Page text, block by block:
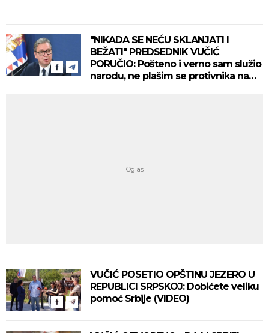
"NIKADA SE NEĆU SKLANJATI I
BEŽATI" PREDSEDNIK VUČIĆ
PORUČIO: Pošteno i verno sam služio
narodu, ne plašim se protivnika na
VUČIĆ POSETIO OPŠTINU JEZERO U
REPUBLICI SRPSKOJ: Dobićete veliku
pomoć Srbije (VIDEO)